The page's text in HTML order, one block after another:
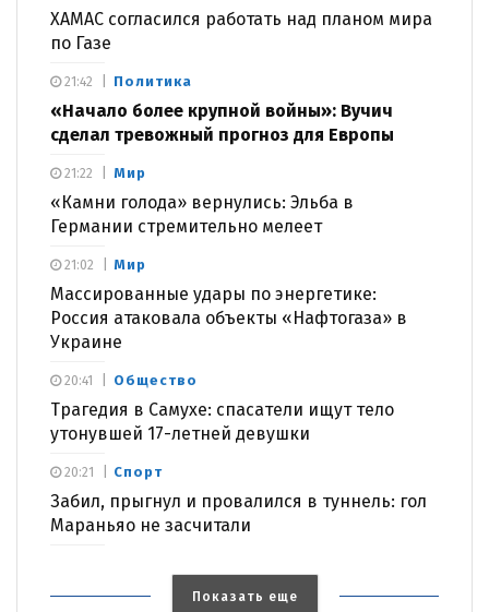
ХАМАС согласился работать над планом мира
по Газе
Политика
«Начало более крупной войны»: Вучич
сделал тревожный прогноз для Европы
21:42
Мир
«Камни голода» вернулись: Эльба в
Германии стремительно мелеет
21:22
Мир
Массированные удары по энергетике:
Россия атаковала объекты «Нафтогаза» в
Украине
21:02
Общество
Трагедия в Самухе: спасатели ищут тело
утонувшей 17-летней девушки
20:41
Спорт
Забил, прыгнул и провалился в туннель: гол
Мараньяо не засчитали
20:21
Показать еще